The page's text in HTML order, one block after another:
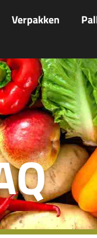
Verpakken